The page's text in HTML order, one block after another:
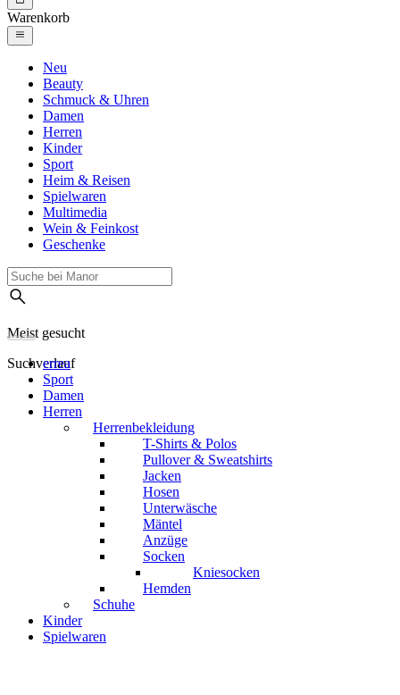
Warenkorb
Neu
Beauty
Schmuck & Uhren
Damen
Herren
Kinder
Sport
Heim & Reisen
Spielwaren
Multimedia
Wein & Feinkost
Geschenke
Meist gesucht
Suchverlauf
errea
Sport
Damen
Herren
Herrenbekleidung
T-Shirts & Polos
Pullover & Sweatshirts
Jacken
Hosen
Unterwäsche
Mäntel
Anzüge
Socken
Kniesocken
Hemden
Schuhe
Kinder
Spielwaren